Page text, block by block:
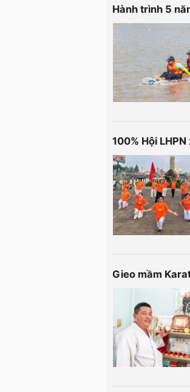
Hành trình 5
100% Hội
Gieo mầm